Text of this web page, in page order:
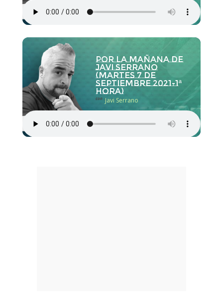
Por la Mañana de
Javi Serrano
(martes 7 de
septiembre 2021-1ª
hora)
con Javi Serrano